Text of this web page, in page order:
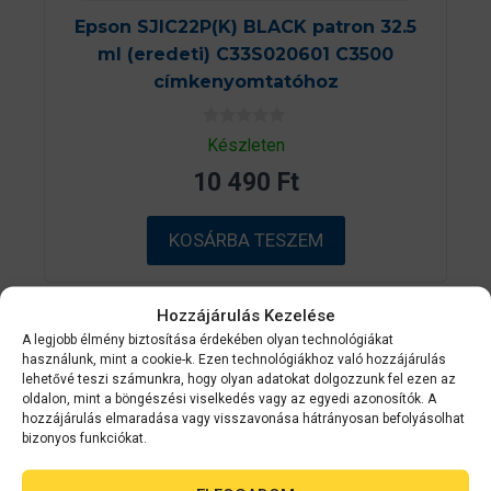
Hozzájárulás Kezelése
A legjobb élmény biztosítása érdekében olyan technológiákat
használunk, mint a cookie-k. Ezen technológiákhoz való hozzájárulás
lehetővé teszi számunkra, hogy olyan adatokat dolgozzunk fel ezen az
oldalon, mint a böngészési viselkedés vagy az egyedi azonosítók. A
hozzájárulás elmaradása vagy visszavonása hátrányosan befolyásolhat
bizonyos funkciókat.
Epson SJIC22P(K) BLACK patron 32.5
ml (eredeti) C33S020601 C3500
címkenyomtatóhoz
0
a
5
b
ő
l
Készleten
10 490 Ft
KOSÁRBA TESZEM
ÁRGARANCI